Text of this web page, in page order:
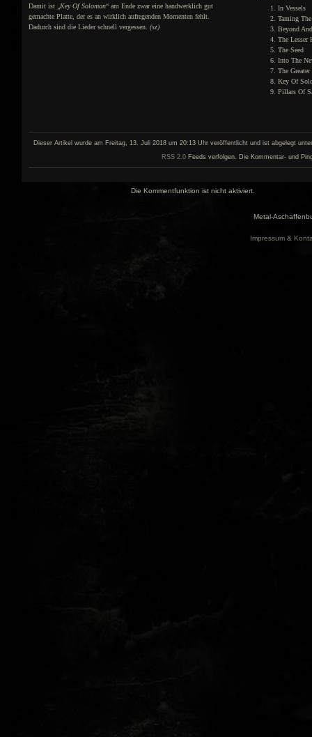
Damit ist „ Key Of Solomon“ am Ende zwar eine handwerklich gut
gemachte Platte, der es an wirklich aufregenden Momenten fehlt.
Dadurch sind die Lieder schnell vergessen. (sz)
In Vessels
Taming
Beyond
The Lesser
The Seed
Into The
The Greater
Key Of
Pillars Of
Dieser Artikel wurde am Freitag, 13. Juli 2018 um 20:13 Uhr veröffentlicht und ist abgelegt
RSS 2.0Feeds verfolgen. Die Kommentar- und
Die Kommentfunktion ist nicht aktiviert.
Metal-
Impressum &